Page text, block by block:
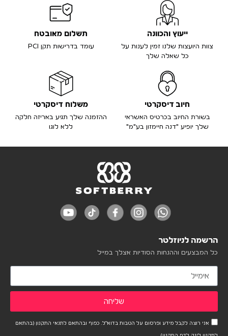
ייעוץ והכוונה
צוות היועצות שלנו זמין לענות על
כל שאלה שלך
תשלום מאובטח
עומד בדרישות תקן PCI
חיוב דיסקרטי
בשורת החיוב בכרטיס האשראי
שלך יופיע "דנה חיימזון בע"מ"
משלוח דיסקרטי
ההזמנה שלך תגיע באריזה חלקה
ללא לוגו
הרשמה לניוזלטר
כל המבצעים וההנחות הסודיות אצלך במייל
אני רוצה לקבל מידע ופרסום על הטבות בדוא"ל. כפוף ובהתאם לתנאי התקנון (בהתאם
שליחה